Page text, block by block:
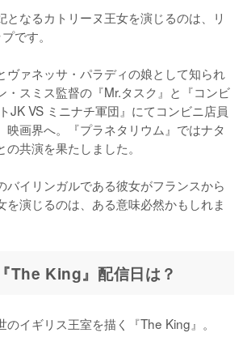
となるカトリーヌ王女を演じるのは、リ
です。
ヴァネッサ・パラディの娘として知られ
・スミス監督の『Mr.タスク』と『コンビ
JK VS ミニナチ軍団』にてコンビニ店員
映画界へ。『プラネタリウム』ではナタ
共演を果たしました。
バイリンガルである彼女がフランスから
を演じるのは、ある意味必然かもしれま
The King』配信日は？
イギリス王室を描く『The King』。